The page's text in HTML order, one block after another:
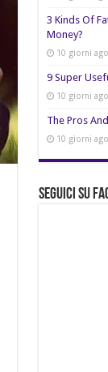
3 Kinds Of
Money?
10 giorni ago
9 Super
10 giorni ago
The Pros
10 giorni ago
Seguici su